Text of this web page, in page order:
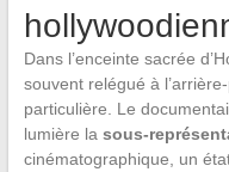
Dans l’enceinte sacrée
souvent relégué à
particulière. Le
lumière la sous-
cinématographique, un